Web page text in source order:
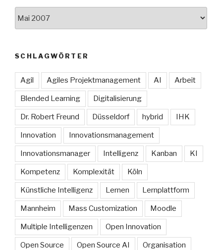
SCHLAGWÖRTER
Agil Agiles Projektmanagement AI Arbeit
Blended Learning Digitalisierung
Dr. Robert Freund Düsseldorf hybrid IHK
Innovation Innovationsmanagement
Innovationsmanager Intelligenz Kanban KI
Kompetenz Komplexität Köln
Künstliche Intelligenz Lernen Lernplattform
Mannheim Mass Customization Moodle
Multiple Intelligenzen Open Innovation
Open Source Open Source AI Organisation